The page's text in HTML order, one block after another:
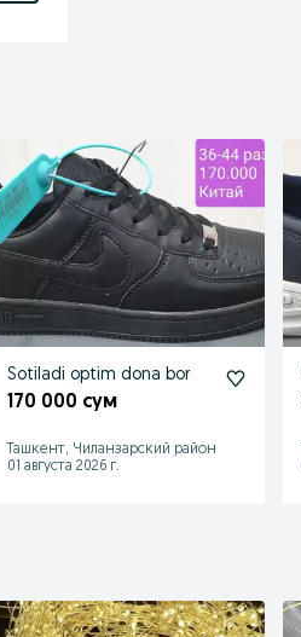
Sotiladi optim dona bor
170 000 сум
Ташкент, Чиланзарский район
01 августа 2026 г.